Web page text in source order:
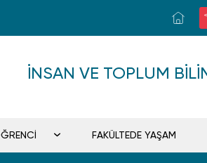
İNSAN VE TOPLUM
ÖĞRENCİ FAKÜLTEDE YAŞAM